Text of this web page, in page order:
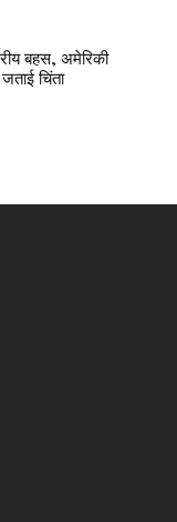
बहस, अमेरिकी
चिंता